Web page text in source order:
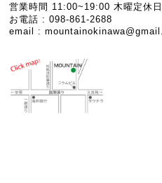
営業時間 11:00~19:00 木曜定休日
お電話 : 098-861-2688
email :